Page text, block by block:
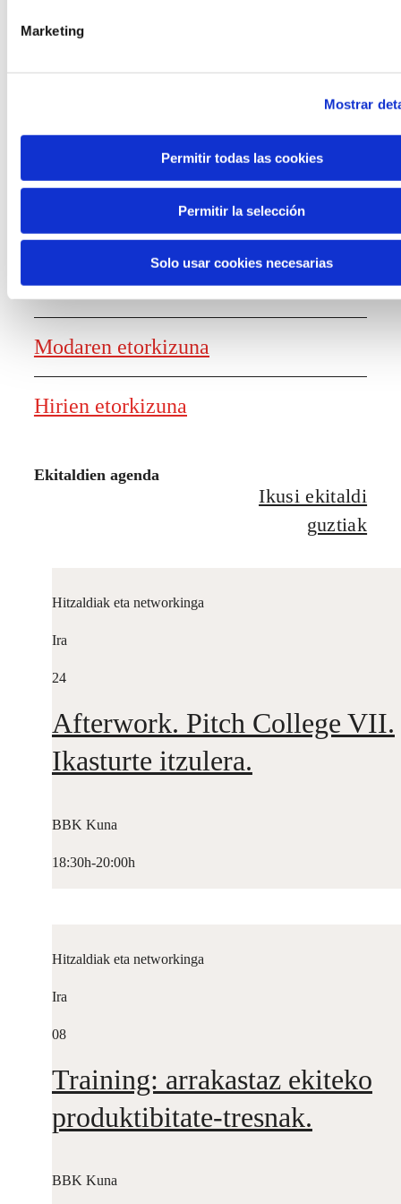
Marketing
Mostrar
Permitir todas las cookies
Permitir la selección
Solo usar cookies necesarias
Ezagutza sortzea
Lanaren etorkizunaren txostena
Elikagaien etorkizuna
Modaren etorkizuna
Hirien etorkizuna
Ekitaldien agenda
Ikusi ekitaldi
guztiak
Hitzaldiak eta networkinga
Ira
24
Afterwork. Pitch College VII.
Ikasturte itzulera.
BBK Kuna
18:30h-20:00h
Hitzaldiak eta networkinga
Ira
08
Training: arrakastaz ekiteko
produktibitate-tresnak.
BBK Kuna